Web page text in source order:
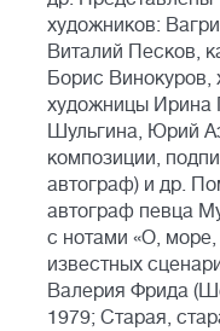
художников:
Виталий Песков,
Борис Винокуров,
художницы Ирина
Шульгина, Юрий
композиции,
автограф) и др.
автограф певца
с нотами «О,
известных
Валерия Фрида
1979; Старая,